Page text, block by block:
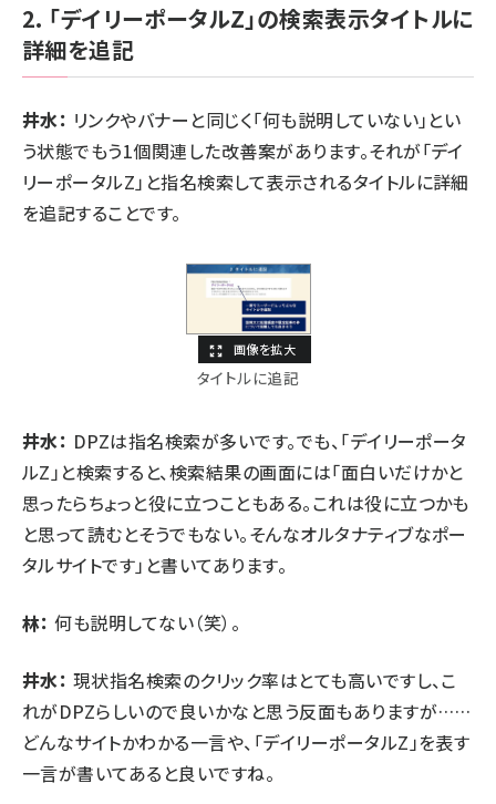
2. 「デイリーポータルZ」の検索表示タイトルに
詳細を追記
井水： リンクやバナーと同じく「何も説明していない」とい
う状態でもう1個関連した改善案があります。それが「デイ
リーポータルZ」と指名検索して表示されるタイトルに詳細
を追記することです。
タイトルに追記
井水： DPZは指名検索が多いです。でも、「デイリーポータ
ルZ」と検索すると、検索結果の画面には「面白いだけかと
思ったらちょっと役に立つこともある。これは役に立つかも
と思って読むとそうでもない。そんなオルタナティブなポー
タルサイトです」と書いてあります。
林： 何も説明してない（笑）。
井水： 現状指名検索のクリック率はとても高いですし、こ
れがDPZらしいので良いかなと思う反面もありますが……
どんなサイトかわかる一言や、「デイリーポータルZ」を表す
一言が書いてあると良いですね。